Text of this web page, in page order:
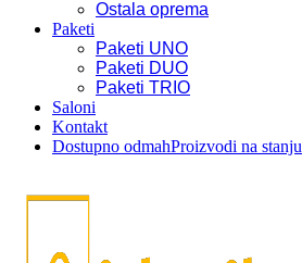
Ostala oprema
Paketi
Paketi UNO
Paketi DUO
Paketi TRIO
Saloni
Kontakt
Dostupno odmahProizvodi na stanju